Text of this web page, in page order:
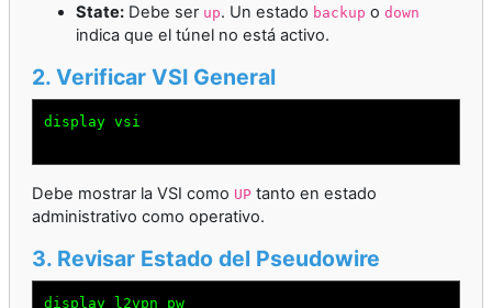
State: Debe ser up. Un estado backup o down
indica que el túnel no está activo.
2. Verificar VSI General
display vsi
Debe mostrar la VSI como UP tanto en estado
administrativo como operativo.
3. Revisar Estado del Pseudowire
display l2vpn pw